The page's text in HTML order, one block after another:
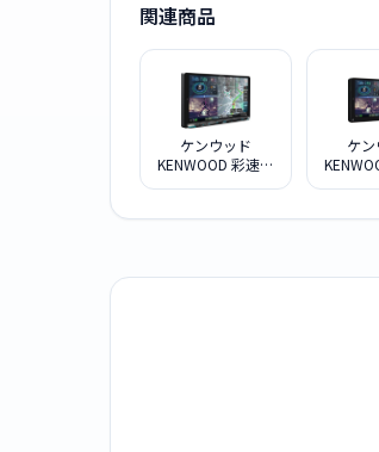
関連商品
ケンウッド
KENWOOD 彩速ナ
ケ